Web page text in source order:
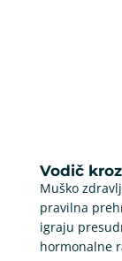
Vodič
Muško
pravilna
igraju
hormonalne